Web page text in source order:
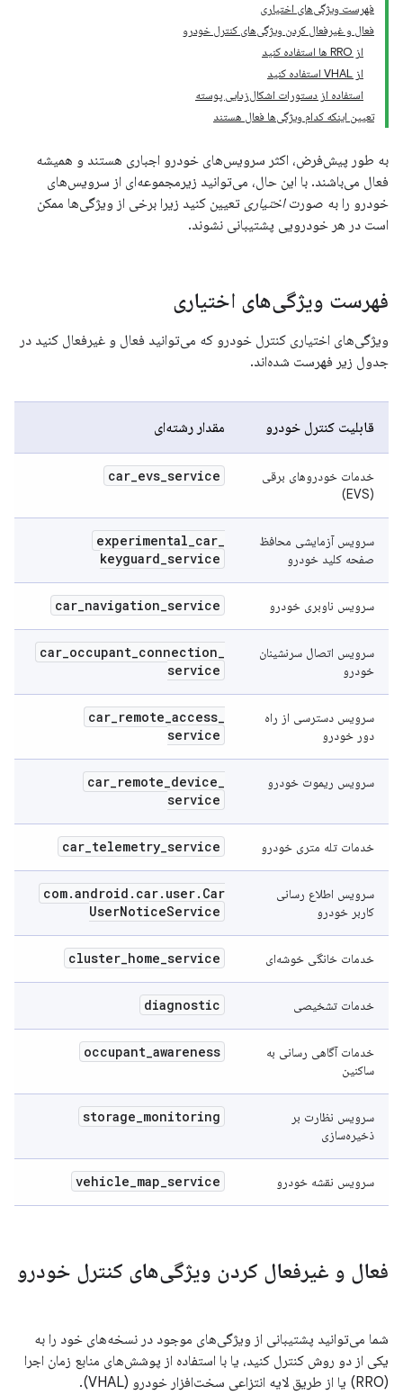
فهرست ویژگی‌های اختیاری
فعال و غیرفعال کردن ویژگی‌های کنترل خودرو
از RRO ها استفاده کنید
از VHAL استفاده کنید
استفاده از دستورات اشکال‌زدایی پوسته
تعیین اینکه کدام ویژگی‌ها فعال هستند
به طور پیش‌فرض، اکثر سرویس‌های خودرو اجباری هستند و همیشه
فعال می‌باشند. با این حال، می‌توانید زیرمجموعه‌ای از سرویس‌های
خودرو را به صورتاختیاری تعیین کنید زیرا برخی از ویژگی‌ها ممکن
است در هر خودرویی پشتیبانی نشوند.
فهرست ویژگی‌های اختیاری
ویژگی‌های اختیاری کنترل خودرو که می‌توانید فعال و غیرفعال کنید در
جدول زیر فهرست شده‌اند.
قابلیت کنترل خودرو مقدار رشته‌ای
خدمات خودروهای برقی
(EVS)
car_evs_service
سرویس آزمایشی محافظ
صفحه کلید خودرو
experimental_car_
keyguard_service
سرویس ناوبری خودرو car_navigation_service
سرویس اتصال سرنشینان
خودرو
car_occupant_connection_
service
سرویس دسترسی از راه
دور خودرو
car_remote_access_
service
سرویس ریموت خودرو car_remote_device_
service
خدمات تله متری خودرو car_telemetry_service
سرویس اطلاع رسانی
کاربر خودرو
com.android . car. user. Car
UserNoticeService
خدمات خانگی خوشه‌ای cluster_home_service
خدمات تشخیصی diagnostic
خدمات آگاهی رسانی به
ساکنین
occupant_awareness
سرویس نظارت بر
ذخیره‌سازی
storage_monitoring
سرویس نقشه خودرو vehicle_map_service
فعال و غیرفعال کردن ویژگی‌های کنترل خودرو
شما می‌توانید پشتیبانی از ویژگی‌های موجود در نسخه‌های خود را به
یکی از دو روش کنترل کنید، یا با استفاده از پوشش‌های منابع زمان اجرا
(RRO) یا از طریق لایه انتزاعی سخت‌افزار خودرو (VHAL).